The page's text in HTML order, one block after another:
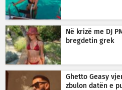
Në krizë me DJ
bregdetin grek
Ghetto Geasy
zbulon datën e